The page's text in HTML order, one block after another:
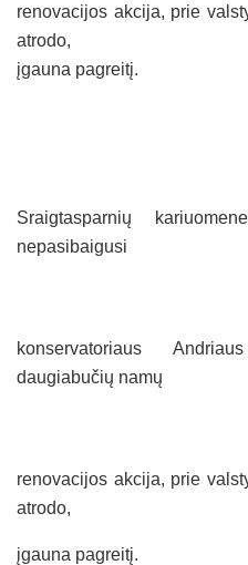
renovacijos akcija, prie
atrodo,
įgauna pagreitį.
Sraigtasparnių
nepasibaigusi
konservatoriaus
daugiabučių namų
renovacijos akcija, prie
atrodo,
įgauna pagreitį.